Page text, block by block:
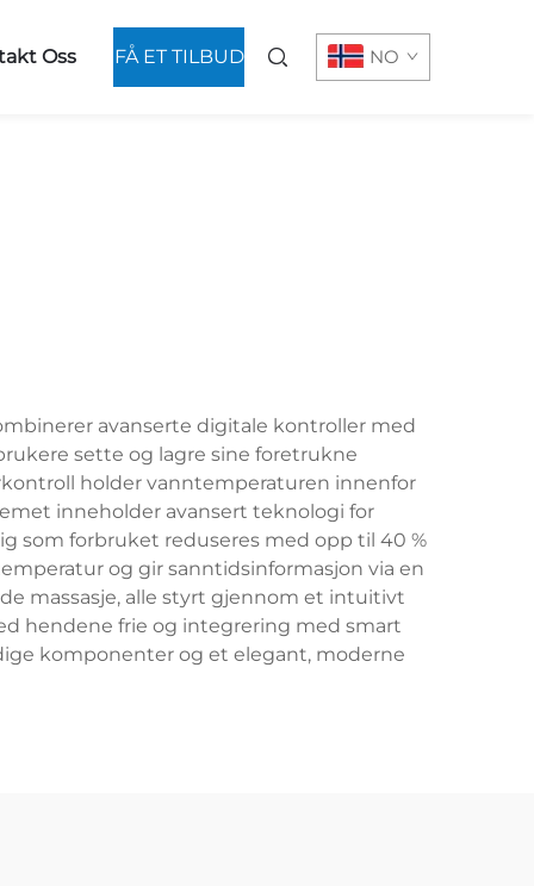
Oss FÅ ET TILBUD NO
avanserte digitale kontroller med
sette og lagre sine foretrukne
holder vanntemperaturen innenfor
inneholder avansert teknologi for
som forbruket reduseres med opp til 40 %
og gir sanntidsinformasjon via en
massasje, alle styrt gjennom et intuitivt
hendene frie og integrering med smart
komponenter og et elegant, moderne